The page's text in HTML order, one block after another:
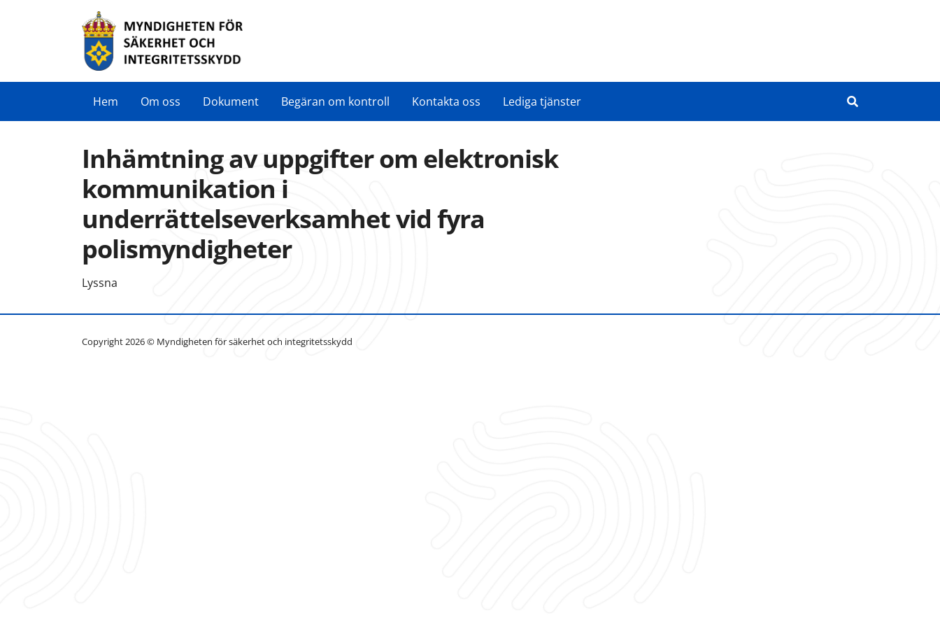
Hem Om oss Dokument Begäran om kontroll Kontakta oss Lediga tjänster
Inhämtning av uppgifter om elektronisk
kommunikation i
underrättelseverksamhet vid fyra
polismyndigheter
Lyssna
Copyright 2026 © Myndigheten för säkerhet och integritetsskydd